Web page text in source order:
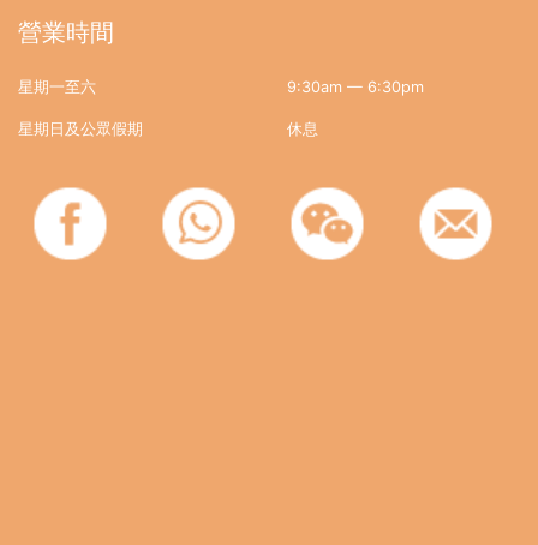
營業時間
星期一至六 9:30am — 6:30pm
星期日及公眾假期 休息